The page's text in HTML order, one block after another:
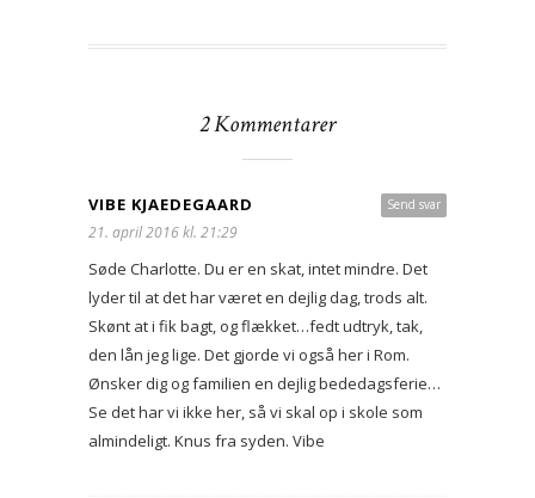
2 Kommentarer
Send svar
VIBE KJAEDEGAARD
21. april 2016 kl. 21:29
Søde Charlotte. Du er en skat, intet mindre. Det
lyder til at det har været en dejlig dag, trods alt.
Skønt at i fik bagt, og flækket…fedt udtryk, tak,
den lån jeg lige. Det gjorde vi også her i Rom.
Ønsker dig og familien en dejlig bededagsferie…
Se det har vi ikke her, så vi skal op i skole som
almindeligt. Knus fra syden. Vibe